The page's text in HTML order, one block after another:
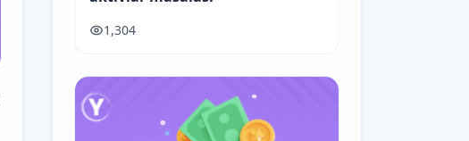
1,304